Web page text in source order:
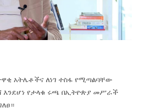
አትሌቶችና ለነገ ተስፋ የሚጣልባቸው
እንደሆነ የታላቁ ሩጫ በኢትዮጵያ መሥራች